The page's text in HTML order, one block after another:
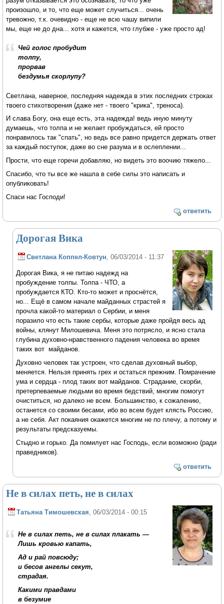
произошло, и то, что еще может случиться... очень
тревожно, т.к. очевидно - еще не всю чашу випили
мы, еще не до дна... хотя и кажется, что глубже - уже просто ад!
Чей голос пробудит
толпу,
прорвав
бездумья скорлупу?
Светлана, наверное, последняя надежда в этих последних строках
твоего стихотворения (даже нет - твоего "крика", треноса).
И слава Богу, она еще есть, эта надежда! ведь иную минуту
думаешь, что толпа и не желает пробуждаться, ей просто
понравилось так "спать", но ведь все равно придется держать ответ
за каждый поступок, даже во сне разума и в ослеплении...
Прости, что еще горечи добавляю, но видеть это воочию тяжело...
Спасибо, что ты все же нашла в себе силы это написать и
опубликовать!
Спаси нас Господи!
ответить
Дорогая Вика
Светлана Коппел-Ковтун , 06/03/2014 - 11:37
Дорогая Вика, я не питаю надежд на
пробуждение толпы. Толпа - ЧТО, а
пробуждается КТО. Кто-то может и проснётся,
но... Ещё в самом начале майданных страстей я
прочла какой-то материал о Сербии, и меня
поразило что есть такие сербы, которые даже пройдя весь ад
войны, клянут Милошевича. Меня это потрясло, и ясно стала
глубина духовно-нравственного падения человека во время
таких вот майданов.
Духовно человек так устроен, что сделав духовный выбор,
меняется. Нельзя принять грех и остаться прежним. Помрачение
ума и сердца - плод таких вот майданов. Страдание, скорби,
претерпеваемые людьми во время бедствий, многим помогут
очиститься, но далеко не всем. Большинство, к сожалению,
останется со своими бесами, ибо во всем будет клясть Россию,
а не себя. Акт покаяния окажется многим не по плечу, а потому и
результаты предсказуемы.
Стыдно и горько. Да помилует нас Господь, если возможно (ради
праведников).
ответить
Не в силах петь, не в силах
Татьяна Тимошевская , 06/03/2014 - 00:15
Не в силах петь, не в силах плакать —
Лишь кровью капать,
Ад и рай повсюду;
и бесов ангелы секут,
страдая.
Какими правдами
в безумие